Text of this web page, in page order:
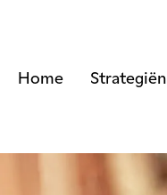
Home Strategiën